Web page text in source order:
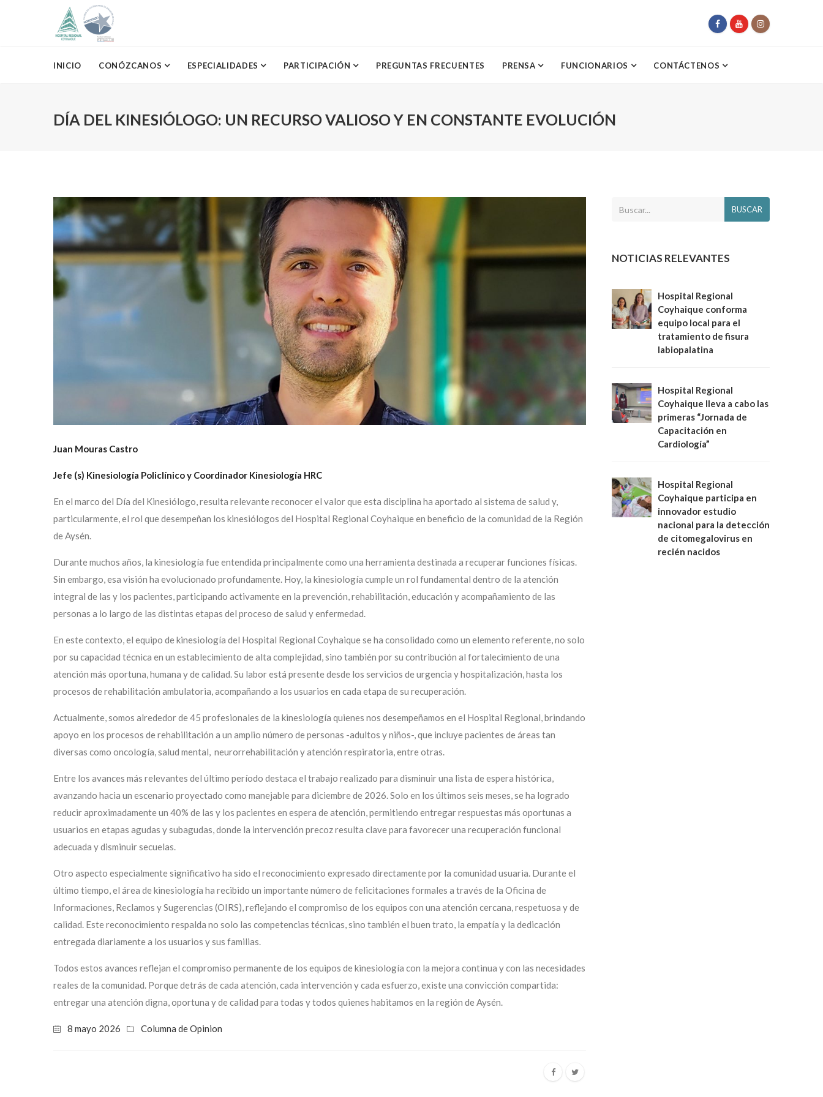
INICIO CONÓZCANOS ESPECIALIDADES PARTICIPACIÓN PREGUNTAS FRECUENTES PRENSA FUNCIONARIOS CONTÁCTENOS
DÍA DEL KINESIÓLOGO: UN RECURSO VALIOSO Y EN CONSTANTE EVOLUCIÓN
Juan Mouras Castro
Jefe (s) Kinesiología Policlínico y Coordinador Kinesiología HRC
En el marco del Día del Kinesiólogo, resulta relevante reconocer el valor que esta disciplina ha aportado al sistema de salud y,
particularmente, el rol que desempeñan los kinesiólogos del Hospital Regional Coyhaique en beneficio de la comunidad de la Región
de Aysén.
Durante muchos años, la kinesiología fue entendida principalmente como una herramienta destinada a recuperar funciones físicas.
Sin embargo, esa visión ha evolucionado profundamente. Hoy, la kinesiología cumple un rol fundamental dentro de la atención
integral de las y los pacientes, participando activamente en la prevención, rehabilitación, educación y acompañamiento de las
personas a lo largo de las distintas etapas del proceso de salud y enfermedad.
En este contexto, el equipo de kinesiología del Hospital Regional Coyhaique se ha consolidado como un elemento referente, no solo
por su capacidad técnica en un establecimiento de alta complejidad, sino también por su contribución al fortalecimiento de una
atención más oportuna, humana y de calidad. Su labor está presente desde los servicios de urgencia y hospitalización, hasta los
procesos de rehabilitación ambulatoria, acompañando a los usuarios en cada etapa de su recuperación.
Actualmente, somos alrededor de 45 profesionales de la kinesiología quienes nos desempeñamos en el Hospital Regional, brindando
apoyo en los procesos de rehabilitación a un amplio número de personas -adultos y niños-, que incluye pacientes de áreas tan
diversas como oncología, salud mental, neurorrehabilitación y atención respiratoria, entre otras.
Entre los avances más relevantes del último período destaca el trabajo realizado para disminuir una lista de espera histórica,
avanzando hacia un escenario proyectado como manejable para diciembre de 2026. Solo en los últimos seis meses, se ha logrado
reducir aproximadamente un 40% de las y los pacientes en espera de atención, permitiendo entregar respuestas más oportunas a
usuarios en etapas agudas y subagudas, donde la intervención precoz resulta clave para favorecer una recuperación funcional
adecuada y disminuir secuelas.
Otro aspecto especialmente significativo ha sido el reconocimiento expresado directamente por la comunidad usuaria. Durante el
último tiempo, el área de kinesiología ha recibido un importante número de felicitaciones formales a través de la Oficina de
Informaciones, Reclamos y Sugerencias (OIRS), reflejando el compromiso de los equipos con una atención cercana, respetuosa y de
calidad. Este reconocimiento respalda no solo las competencias técnicas, sino también el buen trato, la empatía y la dedicación
entregada diariamente a los usuarios y sus familias.
Todos estos avances reflejan el compromiso permanente de los equipos de kinesiología con la mejora continua y con las necesidades
reales de la comunidad. Porque detrás de cada atención, cada intervención y cada esfuerzo, existe una convicción compartida:
entregar una atención digna, oportuna y de calidad para todas y todos quienes habitamos en la región de Aysén.
8 mayo 2026 Columna de Opinion
BUSCAR
NOTICIAS RELEVANTES
Hospital Regional
Coyhaique conforma
equipo local para el
tratamiento de fisura
labiopalatina
Hospital Regional
Coyhaique lleva a cabo las
primeras “Jornada de
Capacitación en
Cardiología”
Hospital Regional
Coyhaique participa en
innovador estudio
nacional para la detección
de citomegalovirus en
recién nacidos